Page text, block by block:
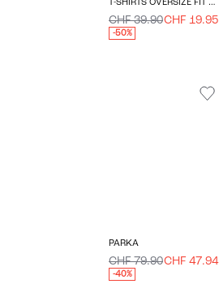
T-SHIRTS OVERSIZE FIT COL ROND
CHF 39.90CHF 19.95
-50%
PARKA
CHF 79.90CHF 47.94
-40%